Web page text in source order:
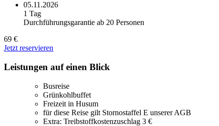
05.11.2026
1 Tag
Durchführungsgarantie ab 20 Personen
69 €
Jetzt reservieren
Leistungen auf einen Blick
Busreise
Grünkohlbuffet
Freizeit in Husum
für diese Reise gilt Stornostaffel E unserer AGB
Extra: Treibstoffkostenzuschlag 3 €